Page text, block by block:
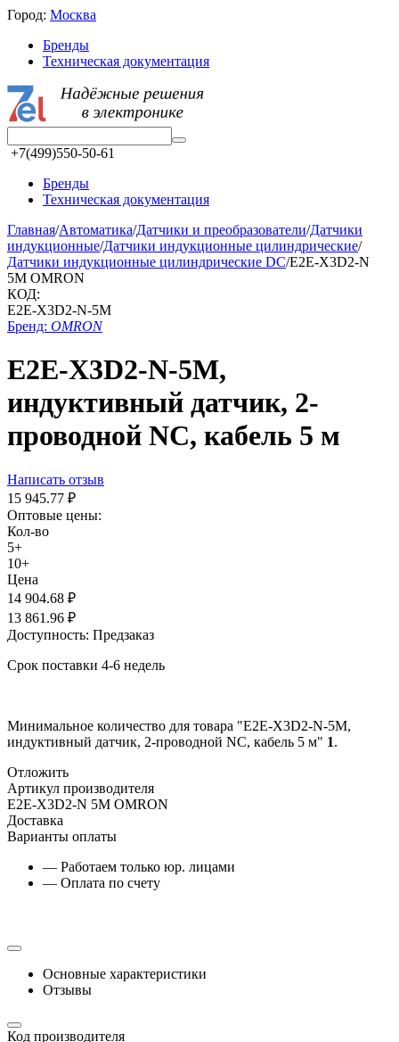
Город: Москва
Бренды
Техническая документация
+7(499)550-50-61
Бренды
Техническая документация
Главная/Автоматика/Датчики и преобразователи/Датчики
индукционные/Датчики индукционные цилиндрические/
Датчики индукционные цилиндрические DC/E2E-X3D2-N
5M OMRON
КОД:
E2E-X3D2-N-5M
Бренд: OMRON
E2E-X3D2-N-5M,
индуктивный датчик, 2-
проводной NC, кабель 5 м
Написать отзыв
15 945.77 ₽
Оптовые цены:
Кол-во
5+
10+
Цена
14 904.68 ₽
13 861.96 ₽
Доступность: Предзаказ
Срок поставки 4-6 недель
Минимальное количество для товара "E2E-X3D2-N-5M,
индуктивный датчик, 2-проводной NC, кабель 5 м" 1.
Отложить
Артикул производителя
E2E-X3D2-N 5M OMRON
Доставка
Варианты оплаты
— Работаем только юр. лицами
— Оплата по счету
Основные характеристики
Отзывы
Код производителя